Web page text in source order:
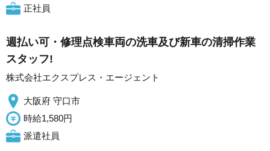
正社員
週払い可・修理点検車両の洗車及び新車の清掃作業
スタッフ!
株式会社エクスプレス・エージェント
大阪府 守口市
時給1,580円
派遣社員